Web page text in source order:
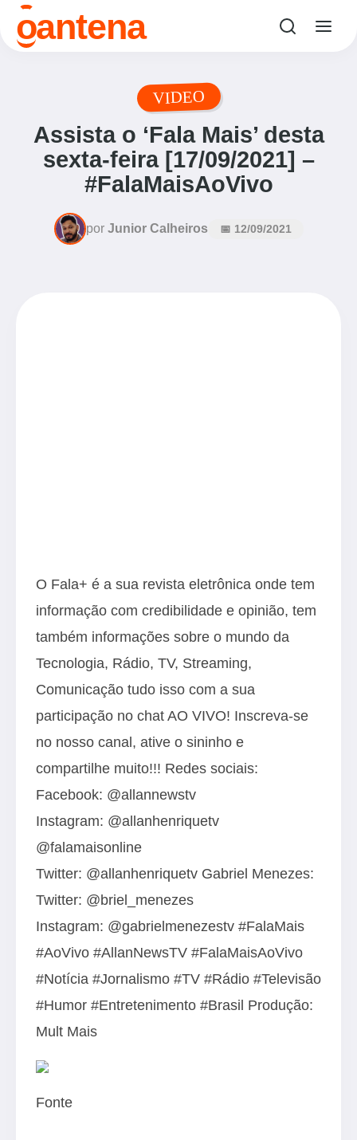
oantena
VIDEO
Assista o ‘Fala Mais’ desta
sexta-feira [17/09/2021] –
#FalaMaisAoVivo
por Junior Calheiros 📅 12/09/2021
O Fala+ é a sua revista eletrônica onde tem
informação com credibilidade e opinião, tem
também informações sobre o mundo da
Tecnologia, Rádio, TV, Streaming,
Comunicação tudo isso com a sua
participação no chat AO VIVO! Inscreva-se
no nosso canal, ative o sininho e
compartilhe muito!!! Redes sociais:
Facebook: @allannewstv
Instagram: @allanhenriquetv
@falamaisonline
Twitter: @allanhenriquetv Gabriel Menezes:
Twitter: @briel_menezes
Instagram: @gabrielmenezestv #FalaMais
#AoVivo #AllanNewsTV #FalaMaisAoVivo
#Notícia #Jornalismo #TV #Rádio #Televisão
#Humor #Entretenimento #Brasil Produção:
Mult Mais
Fonte